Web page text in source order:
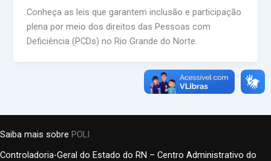
Conheça as leis que garantem inclusão e participação
plena por meio dos direitos das Pessoas com
Deficiência (PCDs) no Rio Grande do Norte.
Saiba mais sobre POLI
Controladoria-Geral do Estado do RN – Centro Administrativo do